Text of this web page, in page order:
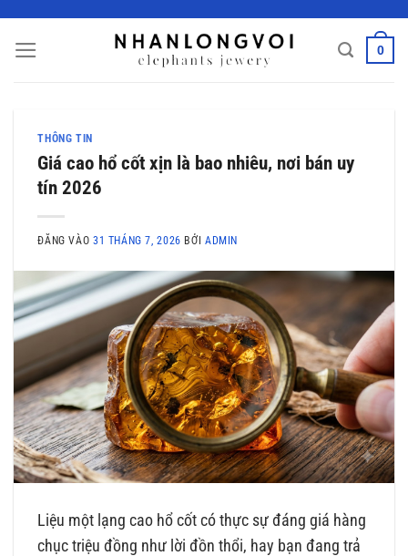
nội
0
THÔNG TIN
Giá cao hổ cốt xịn là bao nhiêu, nơi bán uy
tín 2026
ĐĂNG VÀO 31 THÁNG 7, 2026 BỞI ADMIN
Liệu một lạng cao hổ cốt có thực sự đáng giá hàng
chục triệu đồng như lời đồn thổi, hay bạn đang trả